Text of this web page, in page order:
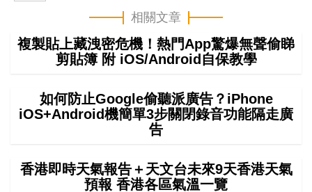
相關文章
複製貼上藏洩密危機！熱門App驚爆無聲偷睇
剪貼簿 附 iOS/Android自保教學
如何防止Google偷聽派廣告？iPhone
iOS+Android機簡單3步關閉錄音功能隔走廣
告
香港即時天氣報告＋天文台未來9天香港天氣
預報 香港各區氣溫一覽